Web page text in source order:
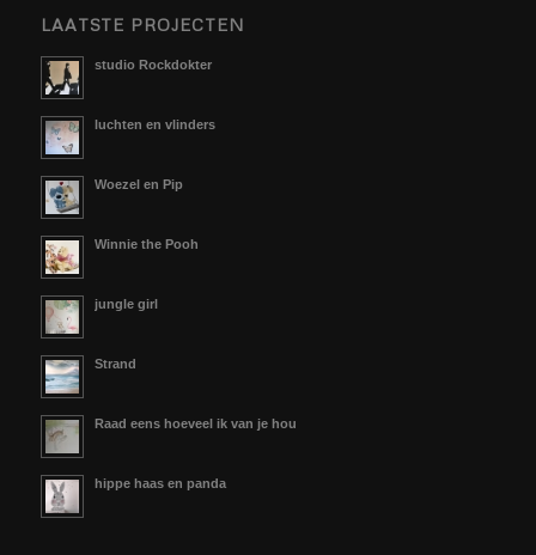
LAATSTE PROJECTEN
studio Rockdokter
luchten en vlinders
Woezel en Pip
Winnie the Pooh
jungle girl
Strand
Raad eens hoeveel ik van je hou
hippe haas en panda